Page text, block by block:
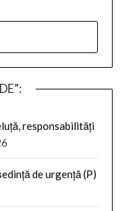
responsabilități
de urgență (P)